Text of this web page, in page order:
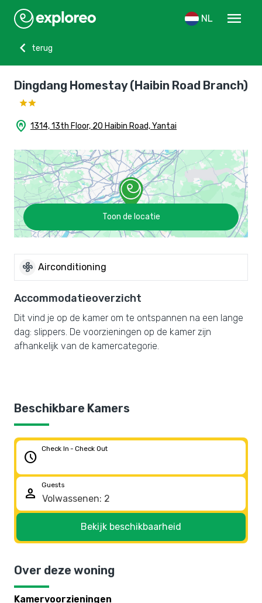
NL
menu
chevron_left
terug
Dingdang Homestay (Haibin Road Branch)
home_pin 1314, 13th Floor, 20 Haibin Road, Yantai
Toon de locatie
mode_fan Airconditioning
Accommodatieoverzicht
Dit vind je op de kamer om te ontspannen na een lange
dag: slippers. De voorzieningen op de kamer zijn
afhankelijk van de kamercategorie.
Beschikbare Kamers
schedule
Check In - Check Out
person
Guests
Bekijk beschikbaarheid
Over deze woning
Kamervoorzieningen